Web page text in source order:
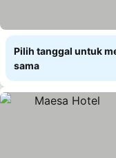
Pilih tanggal untuk
sama